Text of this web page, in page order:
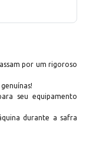
por um rigoroso
seu equipamento
durante a safra